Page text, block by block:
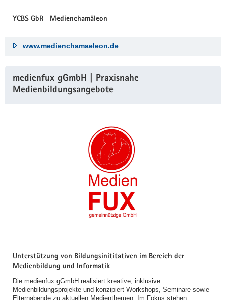
YCBS GbR Medienchamäleon
www.medienchamaeleon.de
medienfux gGmbH | Praxisnahe
Medienbildungsangebote
Unterstützung von Bildungsinititativen im Bereich der
Medienbildung und Informatik
Die medienfux gGmbH realisiert kreative, inklusive
Medienbildungsprojekte und konzipiert Workshops, Seminare sowie
Elternabende zu aktuellen Medienthemen. Im Fokus stehen